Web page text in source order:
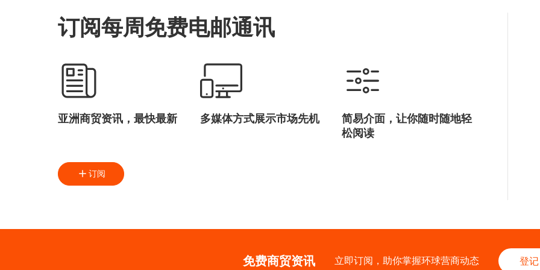
订阅每周免费电邮通讯
亚洲商贸资讯，最快最新 多媒体方式展示市场先机
简易介面，让你随时随地轻
松阅读
订阅
免费商贸资讯 立即订阅，助你掌握环球营商动态 登记